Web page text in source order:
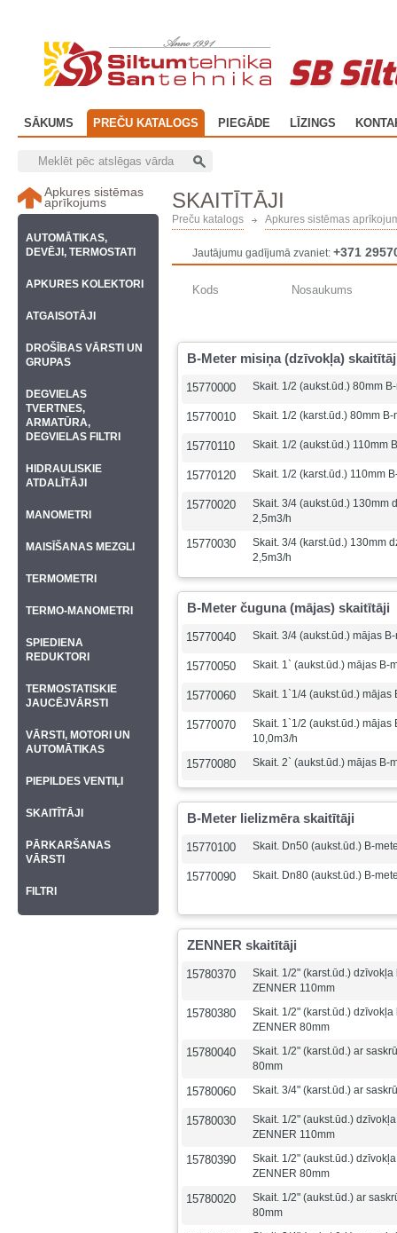
SB
SĀKUMS PREČU KATALOGS PIEGĀDE LĪZINGS
SKAITĪTĀJI
Preču katalogs Apkures sistēmas
Jautājumu gadījumā zvaniet: +371
Kods Nosaukums
B-Meter misiņa (dzīvokļa)
15770000 Skait. 1/2 (aukst.ūd.) 80mm
15770010 Skait. 1/2 (karst.ūd.) 80mm
15770110 Skait. 1/2 (aukst.ūd.) 110mm
15770120 Skait. 1/2 (karst.ūd.) 110mm
15770020
Skait. 3/4 (aukst.ūd.) 130mm
2,5m3/h
15770030
Skait. 3/4 (karst.ūd.) 130mm
2,5m3/h
B-Meter čuguna (mājas) skaitītāji
15770040 Skait. 3/4 (aukst.ūd.) mājas
15770050 Skait. 1` (aukst.ūd.) mājas B-
15770060 Skait. 1`1/4 (aukst.ūd.) mājas
15770070
Skait. 1`1/2 (aukst.ūd.) mājas
10,0m3/h
15770080 Skait. 2` (aukst.ūd.) mājas B-
B-Meter lielizmēra skaitītāji
15770100 Skait. Dn50 (aukst.ūd.) B-
15770090 Skait. Dn80 (aukst.ūd.) B-
ZENNER skaitītāji
15780370
Skait. 1/2" (karst.ūd.)
ZENNER 110mm
15780380
Skait. 1/2" (karst.ūd.)
ZENNER 80mm
15780040
Skait. 1/2" (karst.ūd.) ar
80mm
15780060 Skait. 3/4" (karst.ūd.) ar
15780030
Skait. 1/2" (aukst.ūd.)
ZENNER 110mm
15780390
Skait. 1/2" (aukst.ūd.)
ZENNER 80mm
15780020
Skait. 1/2" (aukst.ūd.) ar
80mm
Apkures sistēmas
aprīkojums
AUTOMĀTIKAS,
DEVĒJI, TERMOSTATI
APKURES KOLEKTORI
ATGAISOTĀJI
DROŠĪBAS VĀRSTI UN
GRUPAS
DEGVIELAS
TVERTNES,
ARMATŪRA,
DEGVIELAS FILTRI
HIDRAULISKIE
ATDALĪTĀJI
MANOMETRI
MAISĪŠANAS MEZGLI
TERMOMETRI
TERMO-MANOMETRI
SPIEDIENA
REDUKTORI
TERMOSTATISKIE
JAUCĒJVĀRSTI
VĀRSTI, MOTORI UN
AUTOMĀTIKAS
PIEPILDES VENTIĻI
SKAITĪTĀJI
PĀRKARŠANAS
VĀRSTI
FILTRI